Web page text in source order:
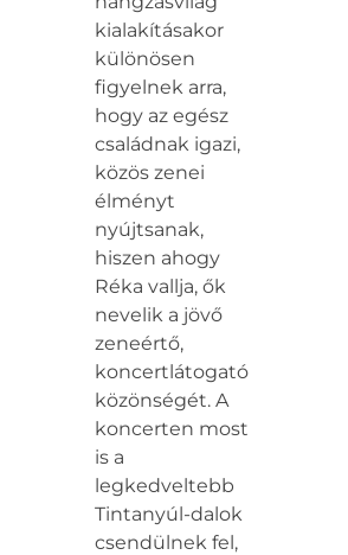
kialakításakor
különösen
figyelnek arra,
hogy az egész
családnak igazi,
közös zenei
élményt
nyújtsanak,
hiszen ahogy
Réka vallja, ők
nevelik a jövő
zeneértő,
koncertlátogató
közönségét. A
koncerten most
is a
legkedveltebb
Tintanyúl-dalok
csendülnek fel,